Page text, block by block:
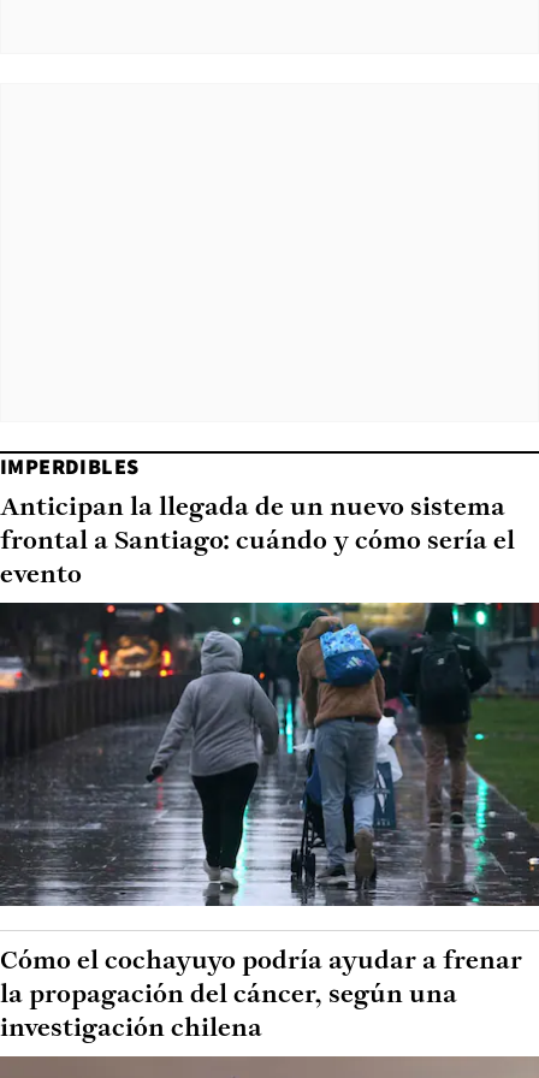
IMPERDIBLES
Anticipan la llegada de un nuevo sistema
frontal a Santiago: cuándo y cómo sería el
evento
Cómo el cochayuyo podría ayudar a frenar
la propagación del cáncer, según una
investigación chilena